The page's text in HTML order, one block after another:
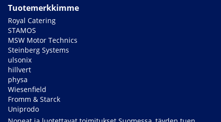
Tuotemerkkimme
Royal Catering
STAMOS
MSW Motor Technics
Steinberg Systems
ulsonix
hillvert
physa
Wiesenfield
Fromm & Starck
Uniprodo